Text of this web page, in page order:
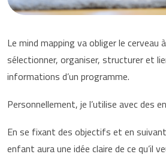
Le mind mapping va obliger le cerveau
sélectionner, organiser, structurer et
informations d’un programme.
Personnellement, je l’utilise avec des
En se fixant des objectifs et en
enfant aura une idée claire de ce qu’il